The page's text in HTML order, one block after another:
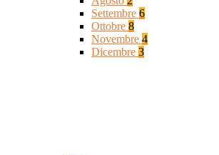
Settembre 6
Ottobre 8
Novembre 4
Dicembre 3